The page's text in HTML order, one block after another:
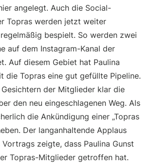
angelegt. Auch die Social-
Topras werden jetzt weiter
bespielt. So werden zwei
auf dem Instagram-Kanal der
Auf diesem Gebiet hat Paulina
die Topras eine gut gefüllte Pipeline.
Gesichtern der Mitglieder klar die
den neu eingeschlagenen Weg. Als
die Ankündigung einer „Topras
Der langanhaltende Applaus
Vortrags zeigte, dass Paulina Gunst
Topras-Mitglieder getroffen hat.